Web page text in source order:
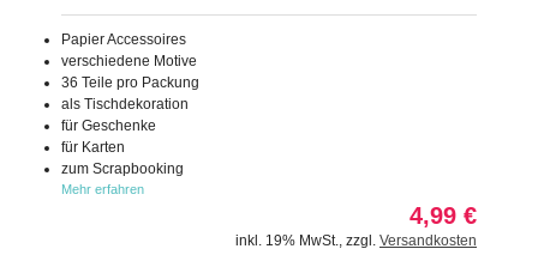
Papier Accessoires
verschiedene Motive
36 Teile pro Packung
als Tischdekoration
für Geschenke
für Karten
zum Scrapbooking
Mehr erfahren
4,99 €
inkl. 19% MwSt. zzgl. Versandkosten